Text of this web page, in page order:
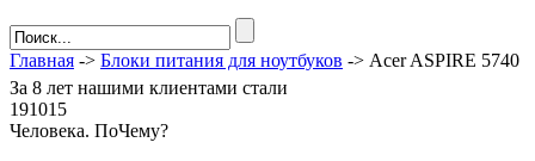
Главная -> Блоки питания для ноутбуков -> Acer ASPIRE 5740
За 8 лет нашими клиентами стали
191015
Человека. ПоЧему?